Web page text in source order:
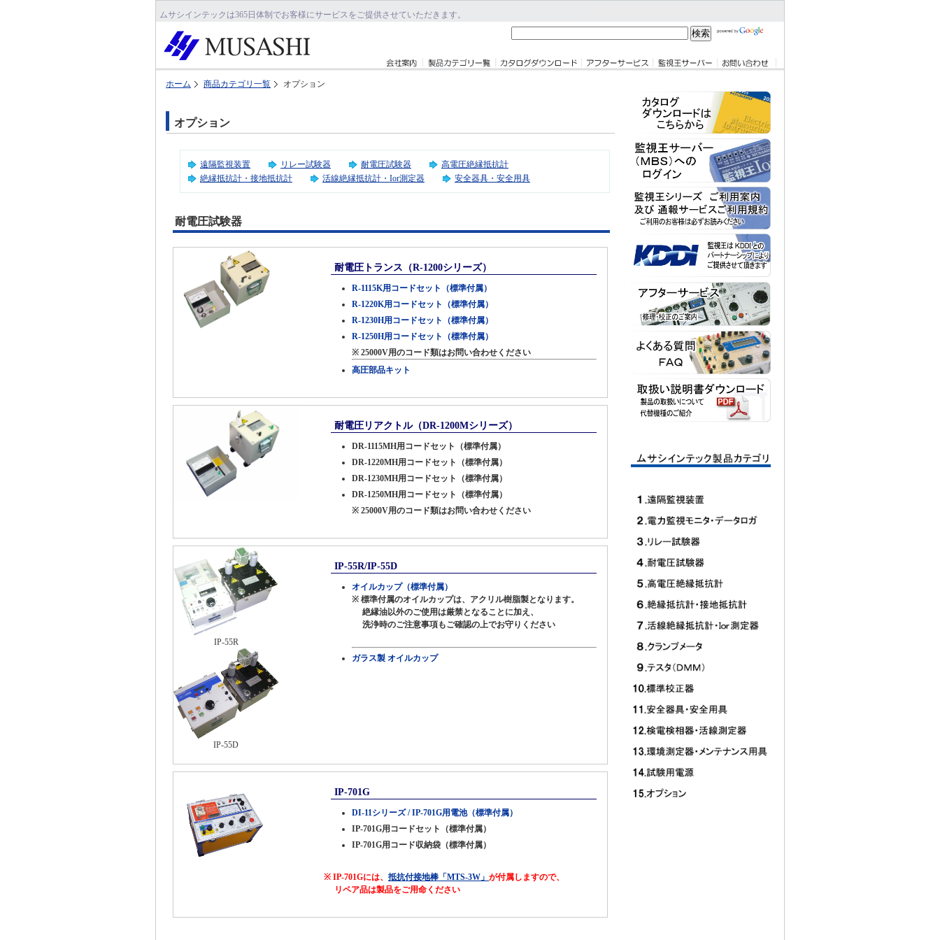
ムサシインテックは365日体制でお客様にサービスをご提供させていただきます。
ホーム 商品カテゴリ一覧 オプション
オプション
遠隔監視装置 リレー試験器 耐電圧試験器
高電圧絶縁抵抗計
絶縁抵抗計・接地抵抗計
活線絶縁抵抗計・Ior測定器 安全器具・安全用具
耐電圧試験器
耐電圧トランス（R-1200シリーズ）
R-1115K用コードセット（標準付属）
R-1220K用コードセット（標準付属）
R-1230H用コードセット（標準付属）
R-1250H用コードセット（標準付属）
※ 25000V用のコード類はお問い合わせください
高圧部品キット
耐電圧リアクトル（DR-1200Mシリーズ）
DR-1115MH用コードセット（標準付属）
DR-1220MH用コードセット（標準付属）
DR-1230MH用コードセット（標準付属）
DR-1250MH用コードセット（標準付属）
※ 25000V用のコード類はお問い合わせください
IP-55R
IP-55D
IP-55R/IP-55D
オイルカップ（標準付属）
※ 標準付属のオイルカップは、アクリル樹脂製となります。
絶縁油以外のご使用は厳禁となることに加え、
洗浄時のご注意事項もご確認の上でお守りください
ガラス製 オイルカップ
IP-701G
DI-11シリーズ / IP-701G用電池（標準付属）
IP-701G用コードセット（標準付属）
IP-701G用コード収納袋（標準付属）
※ IP-701Gには、 抵抗付接地棒「MTS-3W」 が付属しますので、
リペア品は製品をご用命ください